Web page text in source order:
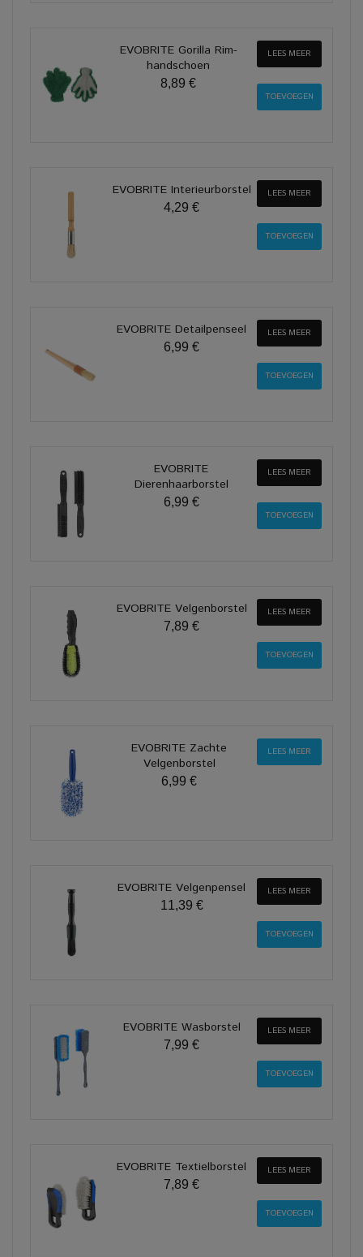
EVOBRITE Gorilla Rim-
handschoen
8,89 €
LEES MEER
EVOBRITE Interieurborstel
4,29 €
LEES MEER
EVOBRITE Detailpenseel
6,99 €
LEES MEER
EVOBRITE
Dierenhaarborstel
6,99 €
LEES MEER
EVOBRITE Velgenborstel
7,89 €
LEES MEER
EVOBRITE Zachte
Velgenborstel
6,99 €
LEES MEER
EVOBRITE Velgenpensel
11,39 €
LEES MEER
EVOBRITE Wasborstel
7,99 €
LEES MEER
EVOBRITE Textielborstel
7,89 €
LEES MEER